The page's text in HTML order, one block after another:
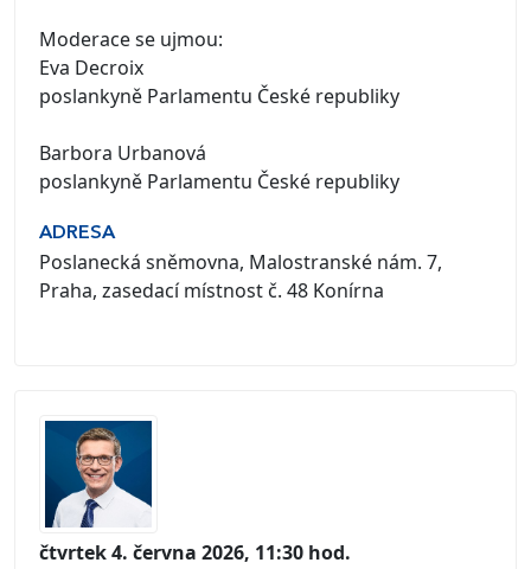
Moderace se ujmou:
Eva Decroix
poslankyně Parlamentu České republiky
Barbora Urbanová
poslankyně Parlamentu České republiky
ADRESA
Poslanecká sněmovna, Malostranské nám. 7,
Praha, zasedací místnost č. 48 Konírna
čtvrtek 4. června 2026, 11:30 hod.